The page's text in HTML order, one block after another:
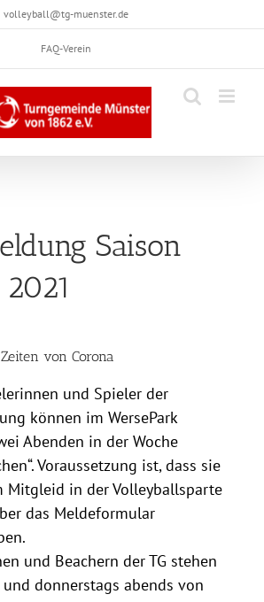
volleyball@tg-muenster.de
FAQ-Verein
Saison
von Corona
und Spieler der
können im WersePark
Abenden in der Woche
Voraussetzung ist, dass sie
Mitgleid in der Volleyballsparte
das Meldeformular
und Beachern der TG stehen
donnerstags abends von